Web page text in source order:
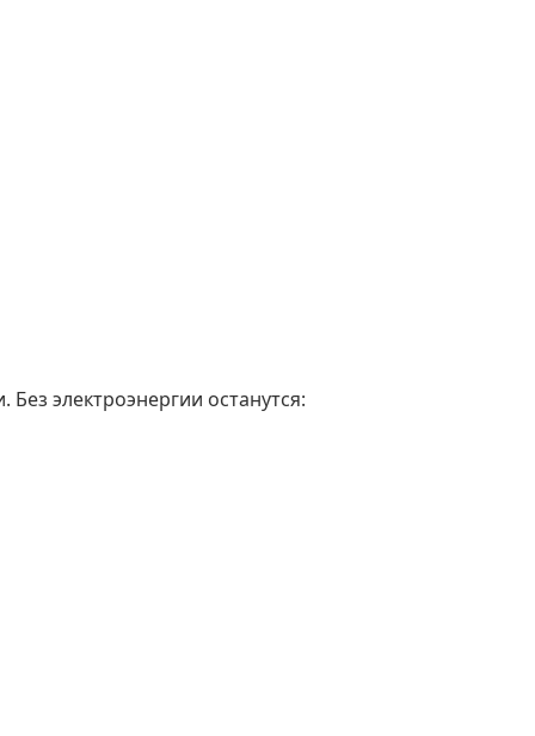
электроэнергии останутся: